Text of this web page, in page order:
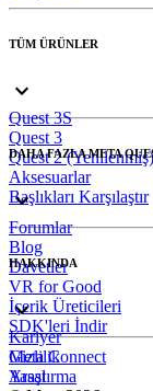
TÜM ÜRÜNLER
Quest 3S
Quest 3
Quest 2 (Yenilenmiş)
Aksesuarlar
Başlıkları Karşılaştır
DAHA FAZLA META
Forumlar
Blog
Davetler
VR for Good
İçerik Üreticileri
SDK'leri İndir
HAKKINDA
Kariyer
Meta Connect
Araştırma
Gizlilik
Yasal